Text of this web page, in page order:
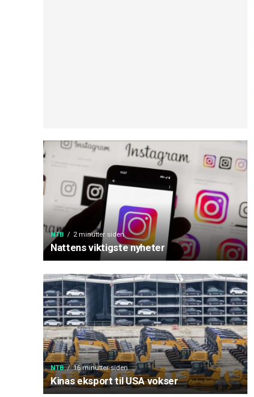
NTB 2 minutter siden
Nattens viktigste nyheter
NTB 16 minutter siden
Kinas eksport til USA vokser